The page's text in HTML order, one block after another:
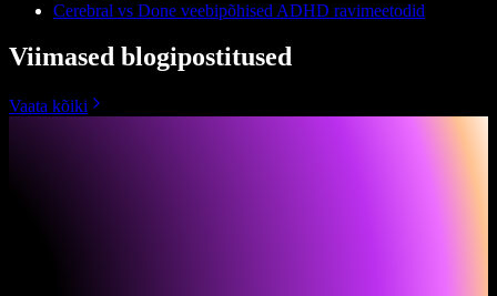
Cerebral vs Done veebipõhised ADHD ravimeetodid
Viimased blogipostitused
Vaata kõiki